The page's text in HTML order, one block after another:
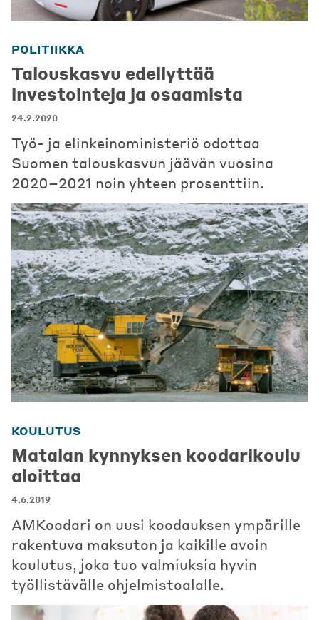
POLITIIKKA
Talouskasvu edellyttää
investointeja ja osaamista
24.2.2020
Työ- ja elinkeinoministeriö odottaa
Suomen talouskasvun jäävän vuosina
2020–2021 noin yhteen prosenttiin.
KOULUTUS
Matalan kynnyksen koodarikoulu
aloittaa
4.6.2019
AMKoodari on uusi koodauksen ympärille
rakentuva maksuton ja kaikille avoin
koulutus, joka tuo valmiuksia hyvin
työllistävälle ohjelmistoalalle.